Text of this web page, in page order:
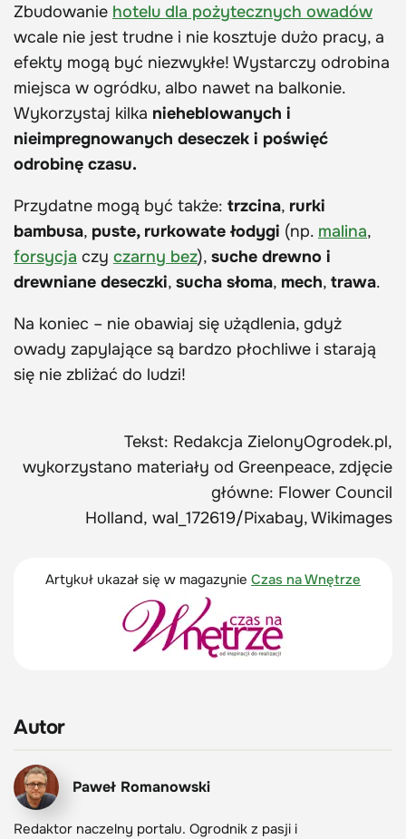
Zbudowanie hotelu dla pożytecznych owadów
wcale nie jest trudne i nie kosztuje dużo pracy, a
efekty mogą być niezwykłe! Wystarczy odrobina
miejsca w ogródku, albo nawet na balkonie.
Wykorzystaj kilka nieheblowanych i
nieimpregnowanych deseczek i poświęć
odrobinę czasu.
Przydatne mogą być także: trzcina, rurki
bambusa, puste, rurkowate łodygi (np. malina,
forsycja czy czarny bez), suche drewno i
drewniane deseczki, sucha słoma, mech, trawa.
Na koniec – nie obawiaj się użądlenia, gdyż
owady zapylające są bardzo płochliwe i starają
się nie zbliżać do ludzi!
Tekst: Redakcja ZielonyOgrodek.pl,
wykorzystano materiały od Greenpeace, zdjęcie
główne: Flower Council
Holland, wal_172619/Pixabay, Wikimages
Artykuł ukazał się w magazynie Czas na Wnętrze
Autor
Paweł Romanowski
Redaktor naczelny portalu. Ogrodnik z pasji i